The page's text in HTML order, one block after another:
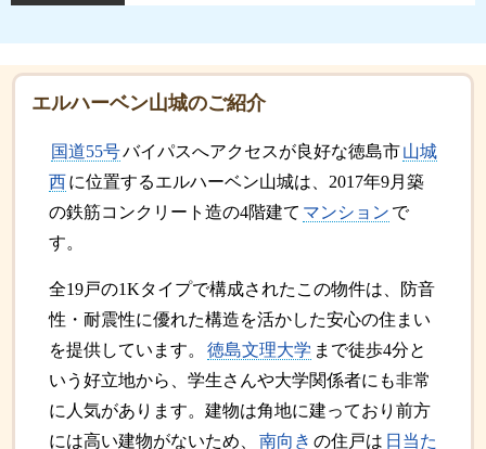
エルハーベン山城のご紹介
国道55号バイパスへアクセスが良好な徳島市山城
西に位置するエルハーベン山城は、2017年9月築
の鉄筋コンクリート造の4階建て マンション で
す。
全19戸の1Kタイプで構成されたこの物件は、防音
性・耐震性に優れた構造を活かした安心の住まい
を提供しています。
徳島文理大学 まで徒歩4分と
いう好立地から、学生さんや大学関係者にも非常
に人気があります。建物は角地に建っており前方
には高い建物がないため、
南向き の住戸は 日当た